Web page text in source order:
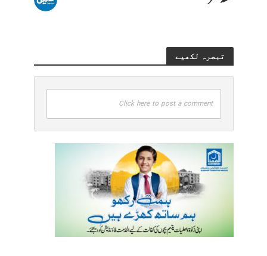
تبصرہ لکھیے
Click here to post a comment